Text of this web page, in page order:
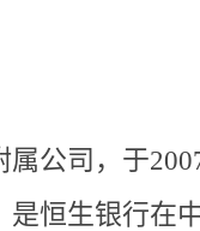
公司，于
是恒生银行在